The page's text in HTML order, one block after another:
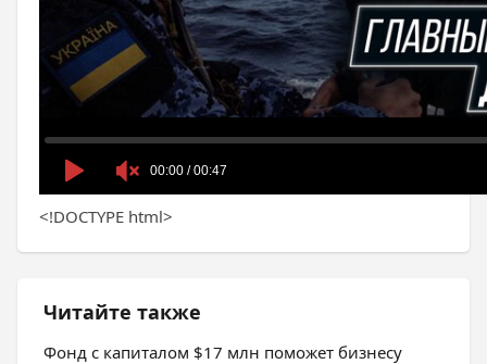
<!DOCTYPE html>
Читайте также
Фонд с капиталом $17 млн поможет бизнесу